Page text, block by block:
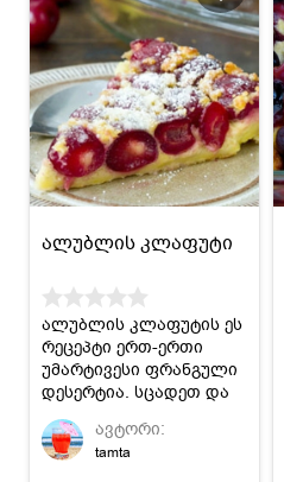
ალუბლის კლაფუტი
ალუბლის კლაფუტის ეს
რეცეპტი ერთ-ერთი
უმარტივესი ფრანგული
დესერტია. სცადეთ და
ისიამოვნეთ.
ავტორი:
tamta